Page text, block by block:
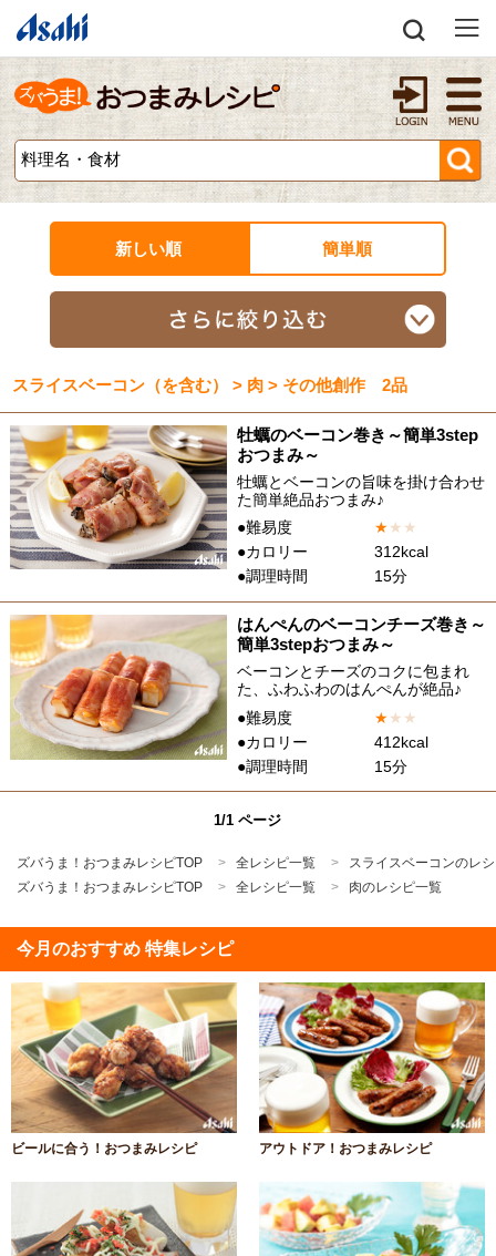
新しい順 簡単順
スライスベーコン（を含む） > 肉 > その他創作 2品
牡蠣のベーコン巻き～簡単3step
おつまみ～
牡蠣とベーコンの旨味を掛け合わせ
た簡単絶品おつまみ♪
●難易度
★★ ★
●カロリー
312kcal
●調理時間
15分
はんぺんのベーコンチーズ巻き～
簡単3stepおつまみ～
ベーコンとチーズのコクに包まれ
た、ふわふわのはんぺんが絶品♪
●難易度
★★ ★
●カロリー
412kcal
●調理時間
15分
1/1 ページ
ズバうま！おつまみレシピTOP 全レシピ一覧
スライスベーコンのレ
ズバうま！おつまみレシピTOP
全レシピ一覧 肉のレシピ一覧
今月のおすすめ 特集レシピ
ビールに合う！おつまみレシピ アウトドア！おつまみレシピ